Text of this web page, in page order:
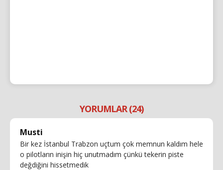
YORUMLAR (24)
Musti
Bir kez İstanbul Trabzon uçtum çok memnun kaldım hele
o pilotların inişin hiç unutmadım çünkü tekerin piste
değdiğini hissetmedik